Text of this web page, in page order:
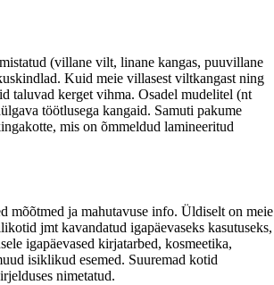
(villane vilt, linane kangas, puuvillane
Kuid meie villasest viltkangast ning
taluvad kerget vihma. Osadel mudelitel (nt
töötlusega kangaid. Samuti pakume
mis on õmmeldud lamineeritud
mõõtmed ja mahutavuse info. Üldiselt on meie
jmt kavandatud igapäevaseks kasutuseks,
igapäevased kirjatarbed, kosmeetika,
isiklikud esemed. Suuremad kotid
nimetatud.